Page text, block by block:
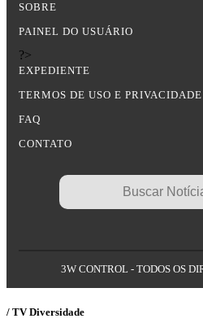
SOBRE
PAINEL DO USUÁRIO
?>
EXPEDIENTE
TERMOS DE USO E PRIVACIDADE
FAQ
CONTATO
3W CONTROL - TODOS OS
/ TV Diversidade